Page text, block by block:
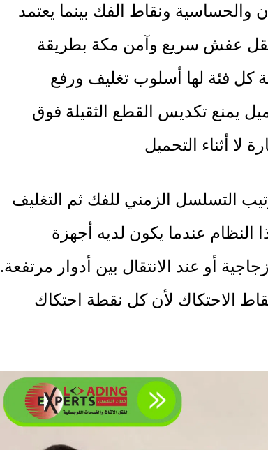
والحساسية ونقاط الفك بينما يعتمد
عفش سريع وآمن مكة بطريقة
كل فئة لها أسلوب تغليف ورفع
يمنع تكديس القطع الثقيلة فوق
لا أثناء التحميل
التسلسل الزمني للفك ثم التغليف
النظام عندما يكون لديه أجهزة
أو عند الانتقال بين أدوار مرتفعة.
الاحتكاك لأن كل نقطة احتكاك